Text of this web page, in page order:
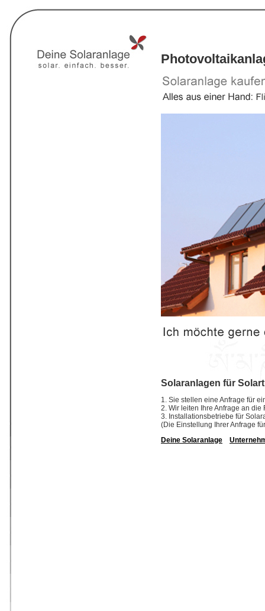
Solaranlagen für
1. Sie stellen eine Anfrage für
2. Wir leiten Ihre Anfrage an
3. Installationsbetriebe für
(Die Einstellung Ihrer Anfrage
Deine Solaranlage